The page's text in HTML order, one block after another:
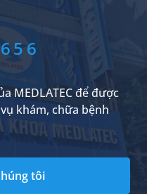
MEDLATEC để được
khám, chữa bệnh
tôi